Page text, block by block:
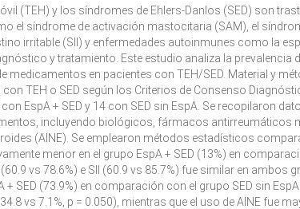
(TEH) y los síndromes de Ehlers-Danlos (SED) son
el síndrome de activación mastocitaria (SAM), el
irritable (SII) y enfermedades autoinmunes como la
y tratamiento. Este estudio analiza la prevalencia
en pacientes con TEH/SED. Material y
TEH o SED según los Criterios de Consenso
EspA + SED y 14 con SED sin EspA. Se recopilaron
incluyendo biológicos, fármacos antirreumáticos
(AINE). Se emplearon métodos estadísticos
menor en el grupo EspA + SED (13%) en
vs 78.6%) e SII (60.9 vs 85.7%) fue similar en ambos
SED (73.9%) en comparación con el grupo SED sin EspA
vs 7.1%, p = 0.050), mientras que el uso de AINE fue